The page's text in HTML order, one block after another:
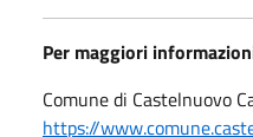
Per maggiori
Comune di Castelnuovo
https://